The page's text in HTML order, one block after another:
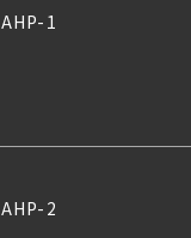
AHP-1
AHP-2